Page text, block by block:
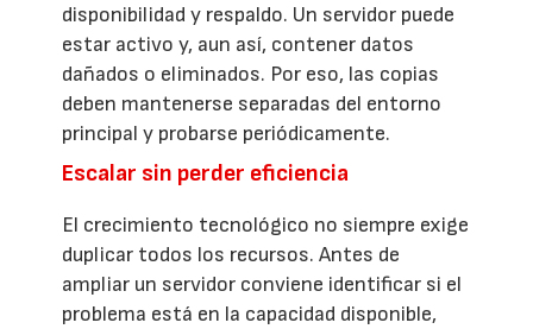
disponibilidad y respaldo. Un servidor puede
estar activo y, aun así, contener datos
dañados o eliminados. Por eso, las copias
deben mantenerse separadas del entorno
principal y probarse periódicamente.
Escalar sin perder eficiencia
El crecimiento tecnológico no siempre exige
duplicar todos los recursos. Antes de
ampliar un servidor conviene identificar si el
problema está en la capacidad disponible,